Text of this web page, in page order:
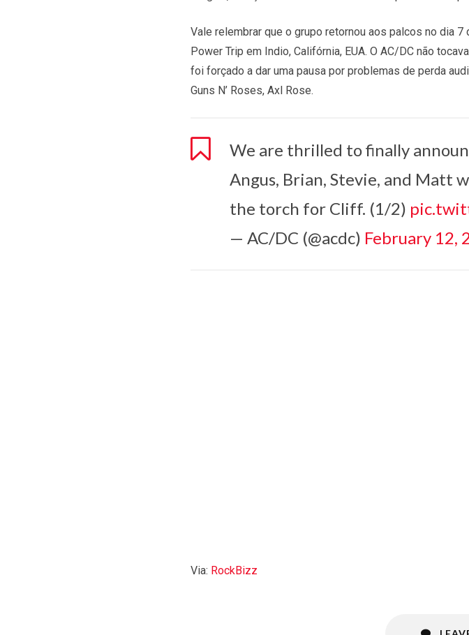
Vale relembrar que o grupo retornou aos palcos no dia
Power Trip em Indio, Califórnia, EUA. O AC/DC não
foi forçado a dar uma pausa por problemas de perda
Guns N’ Roses, Axl Rose.
We are thrilled to finally
Angus, Brian, Stevie, and Matt
the torch for Cliff. (1/2)
— AC/DC (@acdc) February 12,
Via: RockBizz